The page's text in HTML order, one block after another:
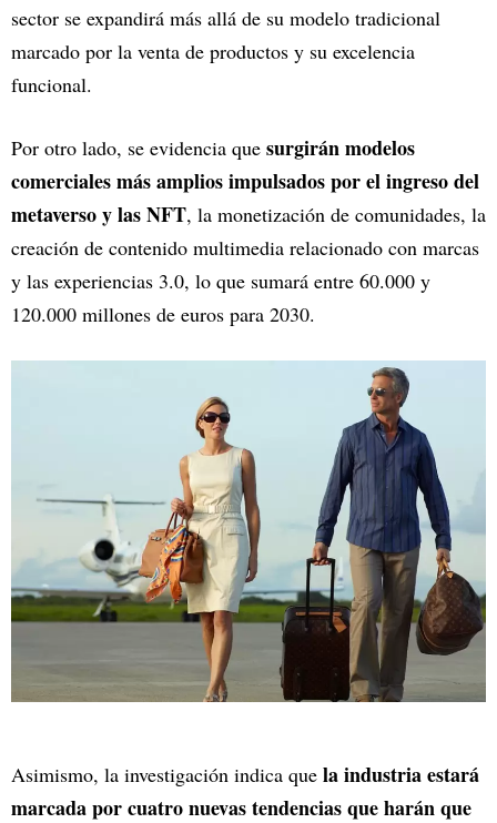
sector se expandirá más allá de su modelo tradicional
marcado por la venta de productos y su excelencia
funcional.
Por otro lado, se evidencia que surgirán modelos
comerciales más amplios impulsados por el ingreso del
metaverso y las NFT, la monetización de comunidades, la
creación de contenido multimedia relacionado con marcas
y las experiencias 3.0, lo que sumará entre 60.000 y
120.000 millones de euros para 2030.
Asimismo, la investigación indica que la industria estará
marcada por cuatro nuevas tendencias que harán que